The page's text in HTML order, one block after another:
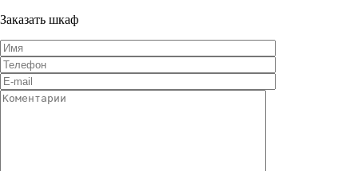
Заказать шкаф